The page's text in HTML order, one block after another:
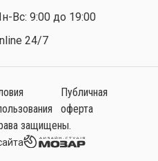
Вс: 9:00 до 19:00
24/7
Публичная
оферта
защищены.